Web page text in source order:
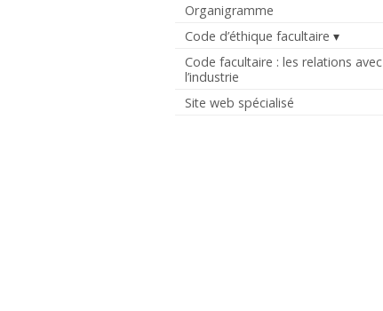
Organigramme
Code d’éthique facultaire
Code facultaire : les relations avec
l’industrie
Site web spécialisé